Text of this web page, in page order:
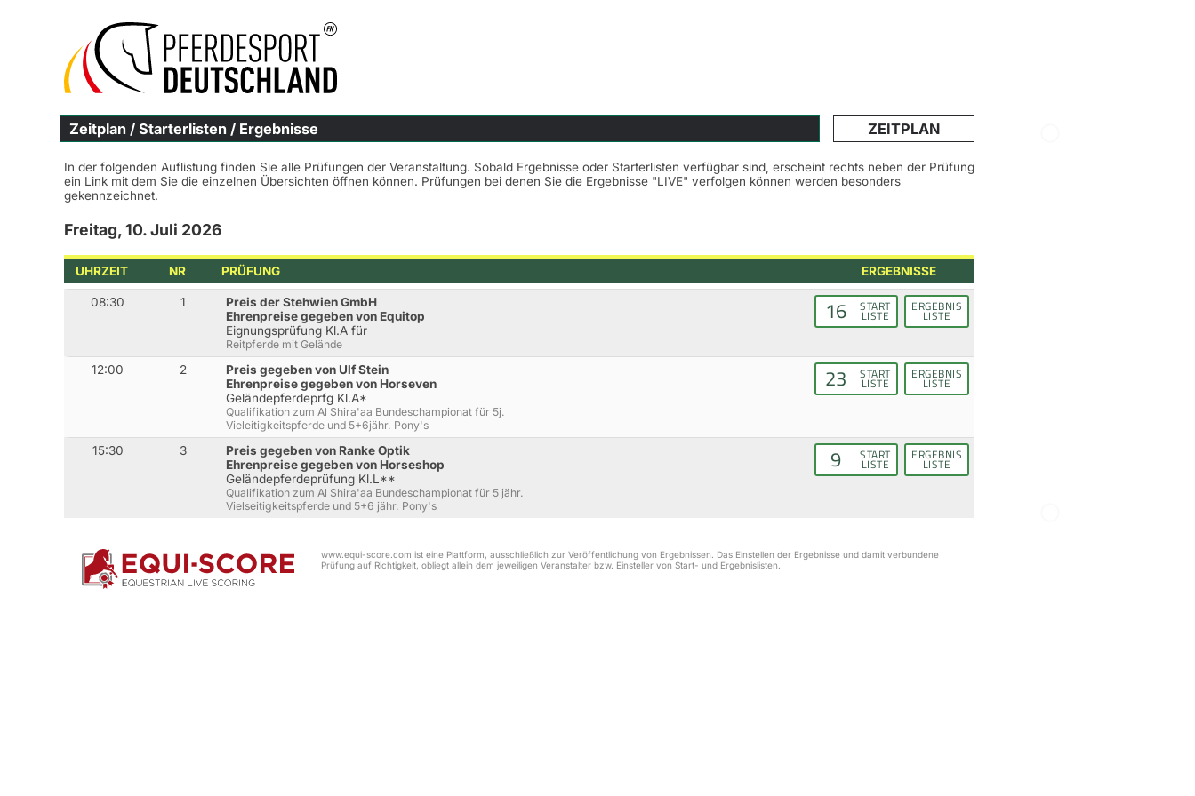
Zeitplan / Starterlisten / Ergebnisse ZEITPLAN
In der folgenden Auflistung finden Sie alle Prüfungen der Veranstaltung. Sobald Ergebnisse oder Starterlisten verfügbar sind, erscheint rechts neben der Prüfung
ein Link mit dem Sie die einzelnen Übersichten öffnen können. Prüfungen bei denen Sie die Ergebnisse "LIVE" verfolgen können werden besonders
gekennzeichnet.
Freitag, 10. Juli 2026
UHRZEIT NR PRÜFUNG ERGEBNISSE
08:30 1
Preis der Stehwien GmbH
Ehrenpreise gegeben von Equitop
Eignungsprüfung Kl.A für
Reitpferde mit Gelände
16 START
LISTE
ERGEBNIS
LISTE
12:00 2
Preis gegeben von Ulf Stein
Ehrenpreise gegeben von Horseven
Geländepferdeprfg Kl.A*
Qualifikation zum Al Shira'aa Bundeschampionat für 5j.
Vieleitigkeitspferde und 5+6jähr. Pony's
23 START
LISTE
ERGEBNIS
LISTE
15:30 3
Preis gegeben von Ranke Optik
Ehrenpreise gegeben von Horseshop
Geländepferdeprüfung Kl.L**
Qualifikation zum Al Shira'aa Bundeschampionat für 5 jähr.
Vielseitigkeitspferde und 5+6 jähr. Pony's
9 START
LISTE
ERGEBNIS
LISTE
www.equi-score.com ist eine Plattform, ausschließlich zur Veröffentlichung von Ergebnissen. Das Einstellen der Ergebnisse und damit verbundene
Prüfung auf Richtigkeit, obliegt allein dem jeweiligen Veranstalter bzw. Einsteller von Start- und Ergebnislisten.